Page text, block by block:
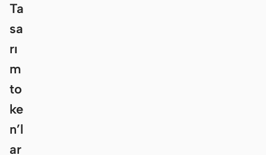
Ta
sa
rı
m
to
ke
n’l
ar